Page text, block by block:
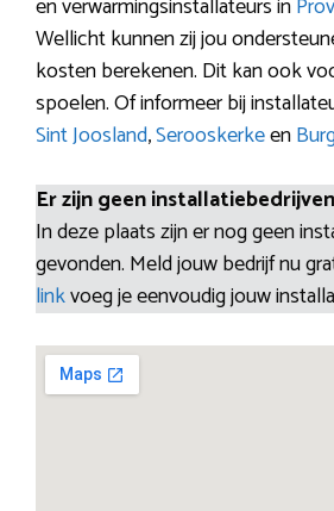
en verwarmingsinstallateurs in
Wellicht kunnen zij jou
kosten berekenen. Dit kan ook
spoelen. Of informeer bij
Sint Joosland,Serooskerkeen
Er zijn geen
In deze plaats zijn er nog geen
gevonden. Meld jouw bedrijf nu
linkvoeg je eenvoudig jouw